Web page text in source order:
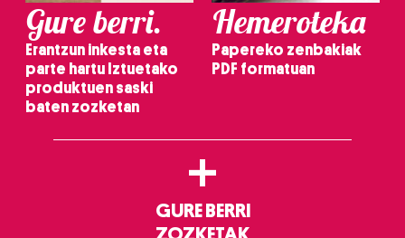
Gure berri.
Erantzun inkesta eta
parte hartu Iztuetako
produktuen saski
baten zozketan
Hemeroteka
Papereko zenbakiak
PDF formatuan
+
GURE BERRI